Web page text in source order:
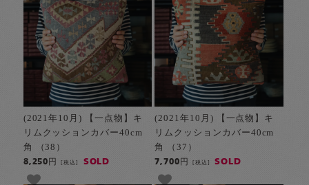
(2021年10月) 【一点物】キ
リムクッションカバー40cm
角 （38）
8,250円[税込] SOLD
(2021年10月) 【一点物】キ
リムクッションカバー40cm
角 （37）
7,700円 [税込] SOLD